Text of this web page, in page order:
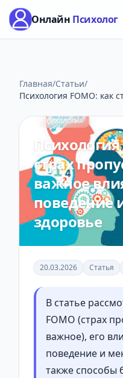
Онлайн Психолог
Главная/Статьи/
Психология FOMO: как
Психология
страх
важное
поведение
здоровье
20.03.2026 Статья
В статье
FOMO (страх
важное), его
поведение и
также способы